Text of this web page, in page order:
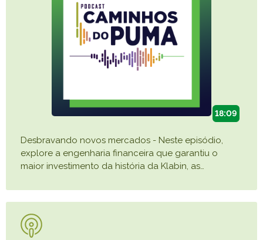
18:09
Desbravando novos mercados - Neste episódio,
explore a engenharia financeira que garantiu o
maior investimento da história da Klabin, as…